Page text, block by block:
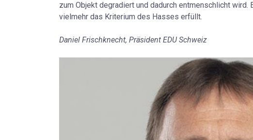
zum Objekt degradiert und dadurch entmenschlicht wird.
vielmehr das Kriterium des Hasses erfüllt.
Daniel Frischknecht, Präsident EDU Schweiz